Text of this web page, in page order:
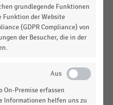
STATISTIK
Retail-Nutzungen in
Deutschland im Hinblick auf
Einzelhandel (2026)
für Nicht-Retail-
und Fachmarkt-Centern in
grundlegende Funktionen
der Website
(GDPR Compliance) von
der Besucher, die in der
On-Premise erfassen
Informationen helfen uns zu